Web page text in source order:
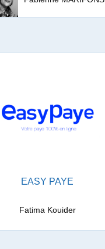
EASY PAYE
Fatima Kouider